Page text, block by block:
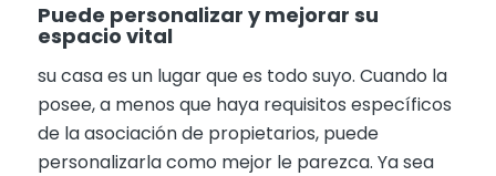
Puede personalizar y mejorar su
espacio vital
su casa es un lugar que es todo suyo. Cuando la
posee, a menos que haya requisitos específicos
de la asociación de propietarios, puede
personalizarla como mejor le parezca. Ya sea